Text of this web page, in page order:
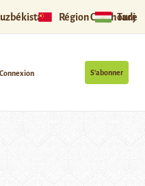
Région Ouïghoure
S’abonner
Connexion